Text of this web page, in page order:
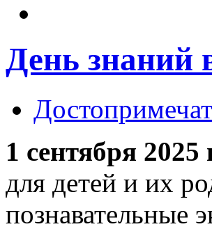
День знаний
1 сентября 2025
для детей и их
познавательные